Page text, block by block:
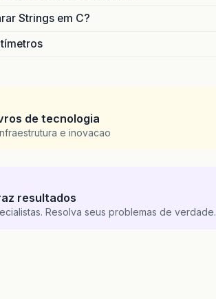
Strings em C?
de tecnologia
e inovacao
resultados
Resolva seus problemas de verdade.